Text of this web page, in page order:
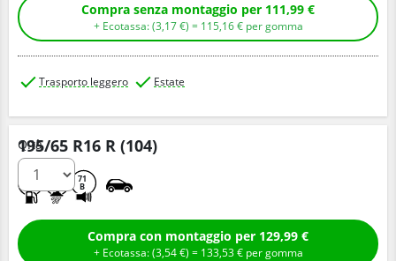
Compra senza montaggio per 111,99 €
+ Ecotassa: (3,17€ ) = 115,16€ per gomma
Trasporto leggero Estate
195/65 R16 R (104)
71
B
Q.tà
Compra con montaggio per 129,99 €
+ Ecotassa: (3,54€ ) = 133,53€ per gomma